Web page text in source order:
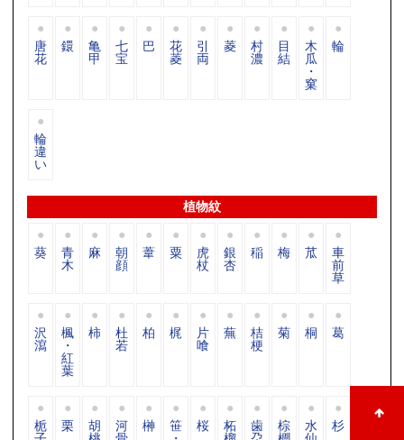
唐
花
鐶 亀
甲
七
宝
巴 花
菱
引
両
菱 村
濃
目
結
木
瓜
・
窠
輪
輪
違
い
植物紋
葵 青
木
麻 朝
顔
葦 粟 虎
杖
銀
杏
稲 梅 苽 車
前
草
沢
瀉
楓
・
紅
葉
柿 杜
若
柏 梶 片
喰
蕪 桔
梗
菊 桐 葛
栀 栗 胡 河 榊 笹 桜 柘 歯 棕 水 杉